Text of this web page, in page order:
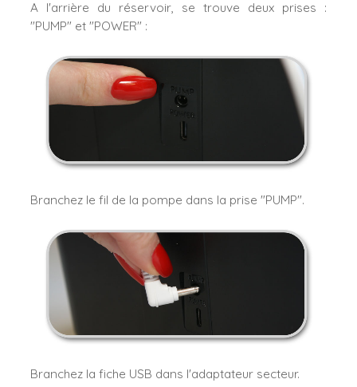
A l'arrière du réservoir, se trouve deux prises :
"PUMP" et "POWER" :
Branchez le fil de la pompe dans la prise "PUMP".
Branchez la fiche USB dans l'adaptateur secteur.